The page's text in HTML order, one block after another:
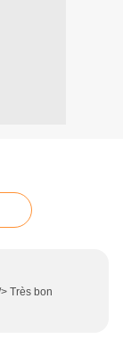
Très bon